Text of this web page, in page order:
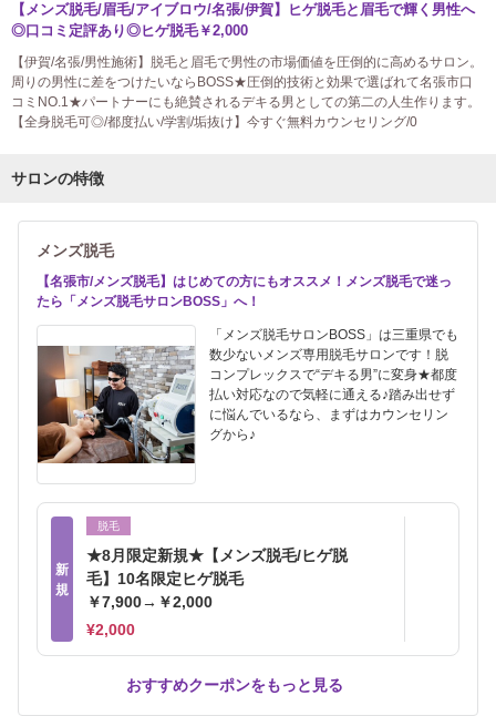
【メンズ脱毛/眉毛/アイブロウ/名張/伊賀】ヒゲ脱毛と眉毛で輝く男性へ
◎口コミ定評あり◎ヒゲ脱毛￥2,000
【伊賀/名張/男性施術】脱毛と眉毛で男性の市場価値を圧倒的に高めるサロン。
周りの男性に差をつけたいならBOSS★圧倒的技術と効果で選ばれて名張市口
コミNO.1★パートナーにも絶賛されるデキる男としての第二の人生作ります。
【全身脱毛可◎/都度払い/学割/垢抜け】今すぐ無料カウンセリング/0
サロンの特徴
メンズ脱毛
【名張市/メンズ脱毛】はじめての方にもオススメ！メンズ脱毛で迷っ
たら「メンズ脱毛サロンBOSS」へ！
「メンズ脱毛サロンBOSS」は三重県でも
数少ないメンズ専用脱毛サロンです！脱
コンプレックスで“デキる男”に変身★都度
払い対応なので気軽に通える♪踏み出せず
に悩んでいるなら、まずはカウンセリン
グから♪
新
規
脱毛
★8月限定新規★【メンズ脱毛/ヒゲ脱
毛】10名限定ヒゲ脱毛
￥7,900→￥2,000
¥2,000
おすすめクーポンをもっと見る